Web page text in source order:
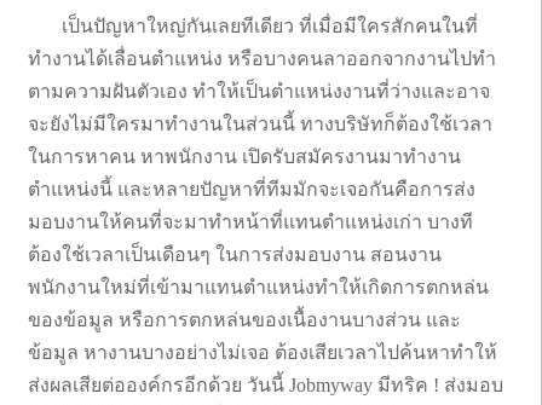
เป็นปัญหาใหญ่กันเลยทีเดียว ที่เมื่อมีใครสักคนในที่
ทำงานได้เลื่อนตำแหน่ง หรือบางคนลาออกจากงานไปทำ
ตามความฝันตัวเอง ทำให้เป็นตำแหน่งงานที่ว่างและอาจ
จะยังไม่มีใครมาทำงานในส่วนนี้ ทางบริษัทก็ต้องใช้เวลา
ในการหาคน หาพนักงาน เปิดรับสมัครงานมาทำงาน
ตำแหน่งนี้ และหลายปัญหาที่ทีมมักจะเจอกันคือการส่ง
มอบงานให้คนที่จะมาทำหน้าที่แทนตำแหน่งเก่า บางที
ต้องใช้เวลาเป็นเดือนๆ ในการส่งมอบงาน สอนงาน
พนักงานใหม่ที่เข้ามาแทนตำแหน่งทำให้เกิดการตกหล่น
ของข้อมูล หรือการตกหล่นของเนื้องานบางส่วน และ
ข้อมูล หางานบางอย่างไม่เจอ ต้องเสียเวลาไปค้นหาทำให้
ส่งผลเสียต่อองค์กรอีกด้วย วันนี้ Jobmyway มีทริค ! ส่งมอบ